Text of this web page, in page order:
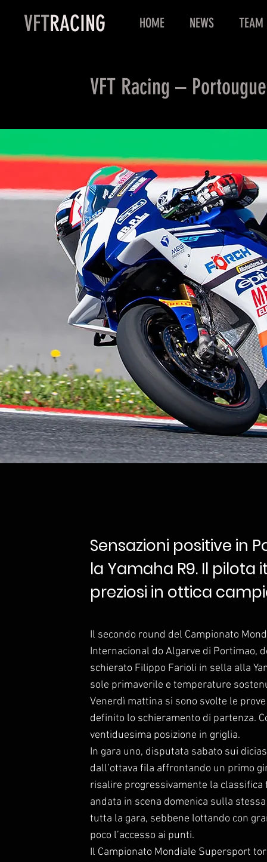
VFTRACING HOME NEWS TEAM
VFT Racing –
Sensazioni positive in
la Yamaha R9. Il
preziosi in ottica
Il secondo round del Campionato
Internacional do Algarve di Portimao,
schierato Filippo Farioli in sella alla
sole primaverile e temperature
Venerdì mattina si sono svolte le
definito lo schieramento di partenza.
ventiduesima posizione in griglia.
In gara uno, disputata sabato sui
dall’ottava fila affrontando un primo
risalire progressivamente la classifica
andata in scena domenica sulla
tutta la gara, sebbene lottando con
poco l’accesso ai punti.
Il Campionato Mondiale Supersport